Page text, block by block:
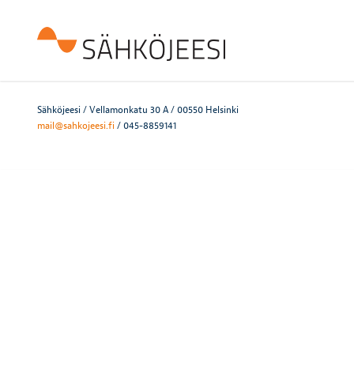
Sähköjeesi / Vellamonkatu 30 A / 00550 Helsinki
mail@sahkojeesi.fi/ 045-8859141